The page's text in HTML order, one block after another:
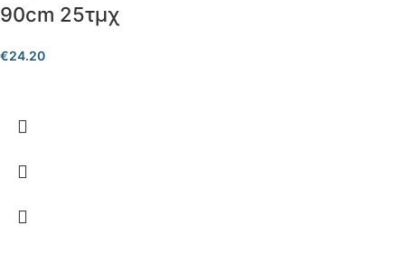
90cm 25τμχ
€24.20